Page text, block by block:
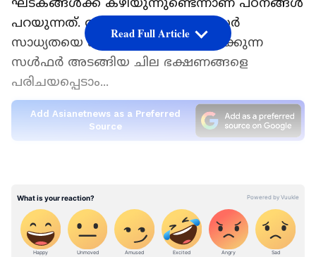
ഘടകങ്ങൾക്ക് കഴിയുന്നുണ്ടെന്നാണ് പഠനങ്ങള്‍
പറയുന്നത്. അത്തരത്തില്‍ ക്യാന്‍സര്‍
സാധ്യതയെ കുറയ്ക്കാന്‍ സഹായിക്കുന്ന
സള്‍ഫര്‍ അടങ്ങിയ ചില ഭക്ഷണങ്ങളെ
പരിചയപ്പെടാം...
Add Asianetnews as a Preferred
Source
ഉള്ളിയും വെളുത്തുള്ളിയുമാണ് ആദ്യമായി ഈ
പട്ടികയില്‍ ഉള്‍പ്പെടുന്നത്. സാള്‍ഫറിന്‍റെ മികച്ച
Read Full Article